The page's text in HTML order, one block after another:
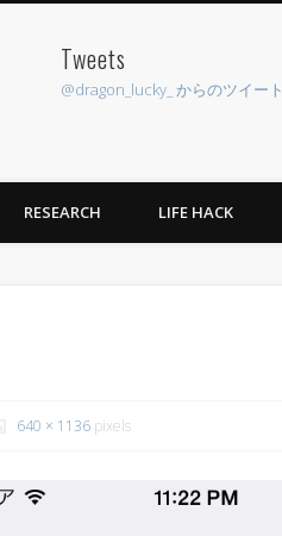
Tweets
@dragon_lucky_ からのツイート
RESEARCH LIFE HACK
640 × 1136 pixels